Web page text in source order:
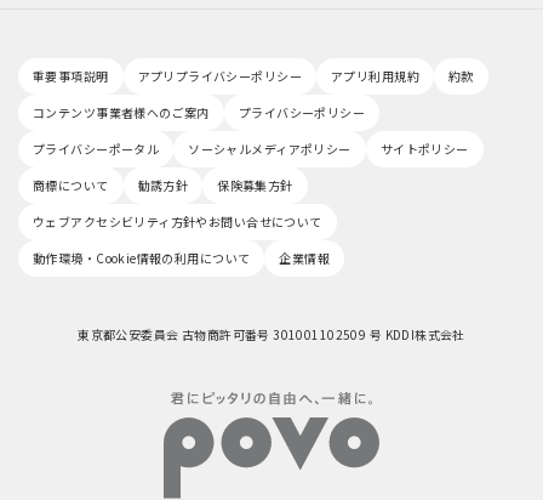
重要事項説明 アプリプライバシーポリシー アプリ利用規約
約款
コンテンツ事業者様へのご案内
プライバシーポリシー
プライバシーポータル
ソーシャルメディアポリシー
サイトポリシー
商標について
勧誘方針
保険募集方針
ウェブアクセシビリティ方針やお問い合せについて
動作環境・Cookie情報の利用について
企業情報
東京都公安委員会 古物商許可番号 301001102509 号 KDDI株式会社